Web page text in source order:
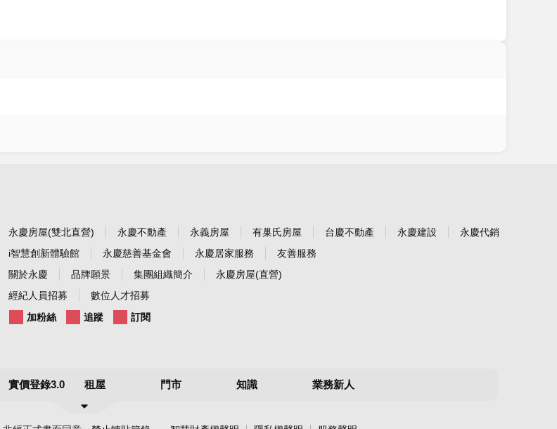
永慶房屋(雙北直營) 永慶不動產 永義房屋 有巢氏房屋 台慶不動產 永慶建設
永慶代銷
i智慧創新體驗館 永慶慈善基金會 永慶居家服務
友善服務
關於永慶 品牌願景 集團組織簡介
永慶房屋(直營)
經紀人員招募
數位人才招募
加粉絲 追蹤 訂閱
實價登錄3.0 租屋
租房子
政大永慶租金行情地圖
門市 知識 業務新人
分店秘書